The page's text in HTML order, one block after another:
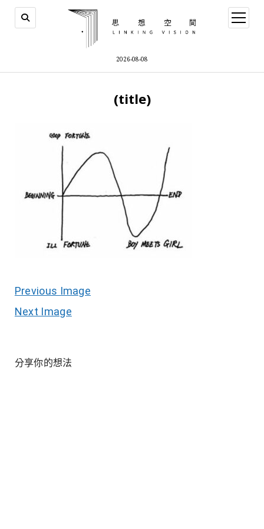
2026-08-08
open
menu
(title)
Previous Image
Next Image
分享你的想法